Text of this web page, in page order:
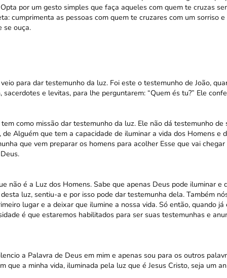
por um gesto simples que faça aqueles com quem te cruzas
cumprimenta as pessoas com quem te cruzares com um sorriso
se ouça.
para dar testemunho da luz. Foi este o testemunho de João,
sacerdotes e levitas, para lhe perguntarem: “Quem és tu?” Ele
como missão dar testemunho da luz. Ele não dá testemunho de
de Alguém que tem a capacidade de iluminar a vida dos Homens e
que vem preparar os homens para acolher Esse que vai chegar e
não é a Luz dos Homens. Sabe que apenas Deus pode iluminar e
luz, sentiu-a e por isso pode dar testemunha dela. Também
lugar e a deixar que ilumine a nossa vida. Só então, quando
é que estaremos habilitados para ser suas testemunhas e
a Palavra de Deus em mim e apenas sou para os outros
que a minha vida, iluminada pela luz que é Jesus Cristo, seja um